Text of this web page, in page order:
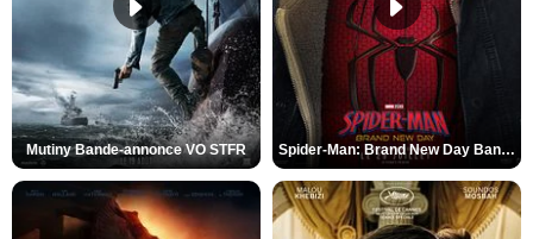
Mutiny Bande-annonce VO STFR Spider-Man: Brand New Day Bande-annonce VO STFR